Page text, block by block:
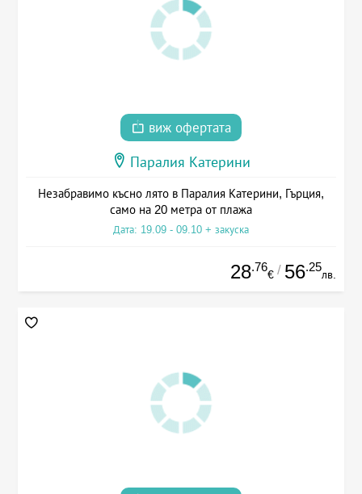
виж офертата
Паралия Катерини
Незабравимо късно лято в Паралия Катерини, Гърция,
само на 20 метра от плажа
Дата: 19.09 - 09.10 + закуска
28.76
€ / 56.25
лв.